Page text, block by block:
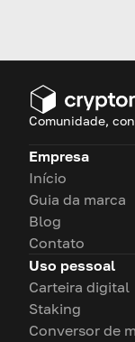
Comunidade,
Empresa
Início
Guia da marca
Blog
Contato
Uso pessoal
Carteira digital
Staking
Conversor de